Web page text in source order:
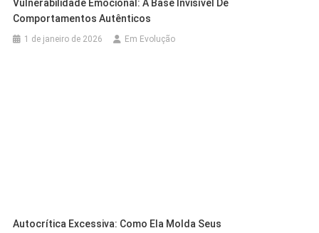
Vulnerabilidade Emocional: A Base Invisível De
Comportamentos Autênticos
1 de janeiro de 2026 Em Evolução
Autocrítica Excessiva: Como Ela Molda Seus